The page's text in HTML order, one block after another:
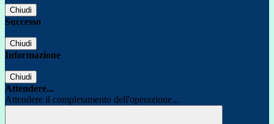
Chiudi
Successo
Chiudi
Informazione
Chiudi
Attendere...
Attendere il completamento dell'operazione...